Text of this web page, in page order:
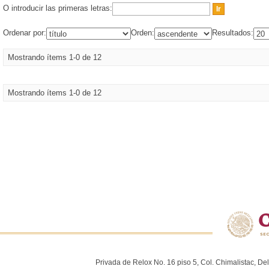
O introducir las primeras letras:
Ordenar por: Orden: Resultados:
Mostrando ítems 1-0 de 12
Mostrando ítems 1-0 de 12
Privada de Relox No. 16 piso 5, Col. Chimalistac,